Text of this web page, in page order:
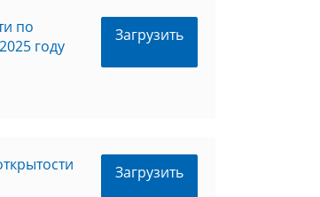
по
году
Загрузить
Загрузить